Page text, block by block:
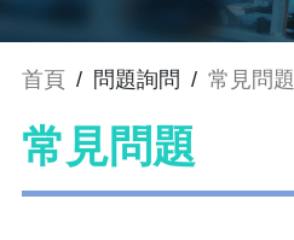
首頁 / 問題詢問 / 常見問題
常見問題